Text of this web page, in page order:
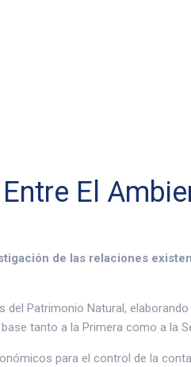
El
de las relaciones
Patrimonio Natural,
tanto a la Primera como a la
para el control de la